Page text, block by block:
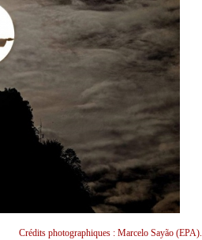
Crédits photographiques : Marcelo Sayão (EPA).